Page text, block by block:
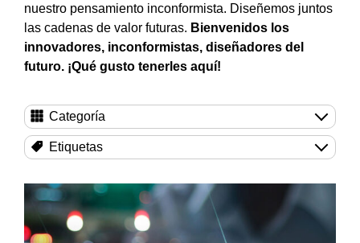
nuestro pensamiento inconformista. Diseñemos juntos
las cadenas de valor futuras. Bienvenidos los
innovadores, inconformistas, diseñadores del
futuro. ¡Qué gusto tenerles aquí!